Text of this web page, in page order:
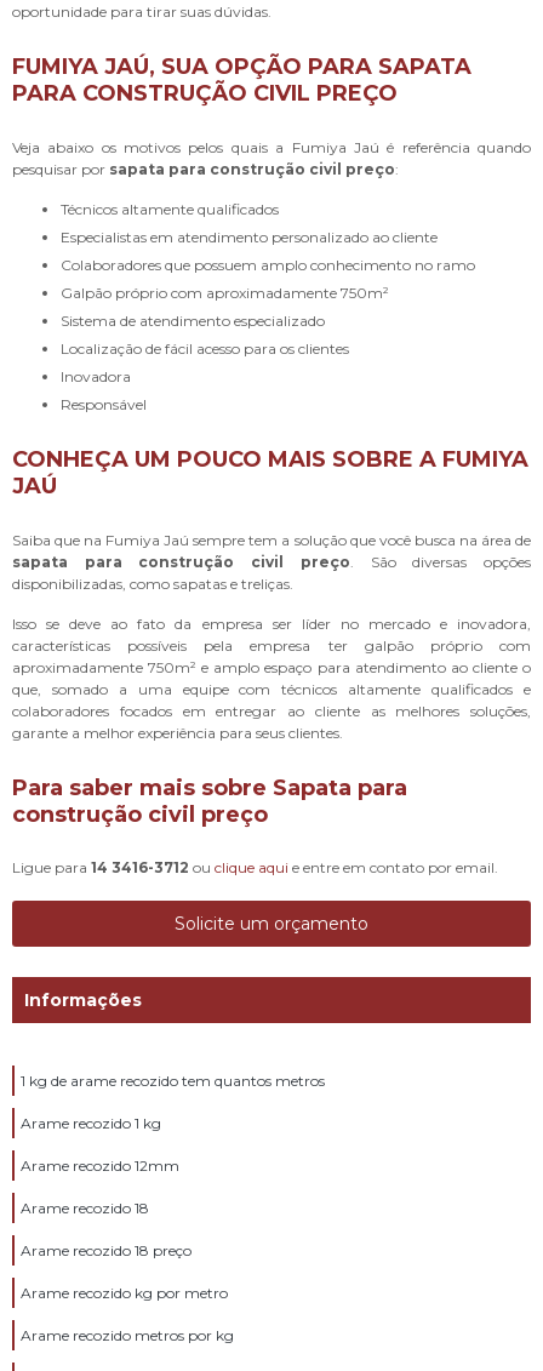
oportunidade para tirar suas dúvidas.
FUMIYA JAÚ, SUA OPÇÃO PARA SAPATA
PARA CONSTRUÇÃO CIVIL PREÇO
Veja abaixo os motivos pelos quais a Fumiya Jaú é referência quando
pesquisar por sapata para construção civil preço:
técnicos altamente qualificados
especialistas em atendimento personalizado ao cliente
colaboradores que possuem amplo conhecimento no ramo
galpão próprio com aproximadamente 750m²
sistema de atendimento especializado
localização de fácil acesso para os clientes
inovadora
responsável
CONHEÇA UM POUCO MAIS SOBRE A FUMIYA
JAÚ
Saiba que na Fumiya Jaú sempre tem a solução que você busca na área de
sapata para construção civil preço . São diversas opções
disponibilizadas, como sapatas e treliças.
Isso se deve ao fato da empresa ser líder no mercado e inovadora,
características possíveis pela empresa ter galpão próprio com
aproximadamente 750m² e amplo espaço para atendimento ao cliente o
que, somado a uma equipe com técnicos altamente qualificados e
colaboradores focados em entregar ao cliente as melhores soluções,
garante a melhor experiência para seus clientes.
Para saber mais sobre Sapata para
construção civil preço
Ligue para 14 3416-3712 ou clique aqui e entre em contato por email.
Solicite um orçamento
Informações
1 kg de arame recozido tem quantos metros
Arame recozido 1 kg
Arame recozido 12mm
Arame recozido 18
Arame recozido 18 preço
Arame recozido kg por metro
Arame recozido metros por kg